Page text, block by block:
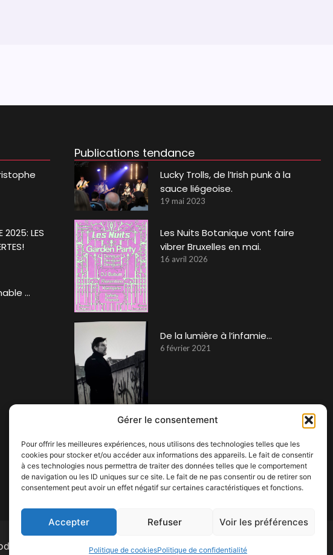
Gérer le consentement
Pour offrir les meilleures expériences, nous utilisons des technologies telles que les
cookies pour stocker et/ou accéder aux informations des appareils. Le fait de consentir
à ces technologies nous permettra de traiter des données telles que le comportement
de navigation ou les ID uniques sur ce site. Le fait de ne pas consentir ou de retirer son
consentement peut avoir un effet négatif sur certaines caractéristiques et fonctions.
Accepter Refuser Voir les préférences
Politique de cookiesPolitique de confidentialité
2025: LES
…
Publications tendance
Lucky Trolls, de l’Irish punk à la
sauce liégeoise.
19 mai 2023
Les Nuits Botanique vont faire
vibrer Bruxelles en mai.
16 avril 2026
De la lumière à l’infamie…
6 février 2021
Tina Turner … ou presque.
16 février 2025